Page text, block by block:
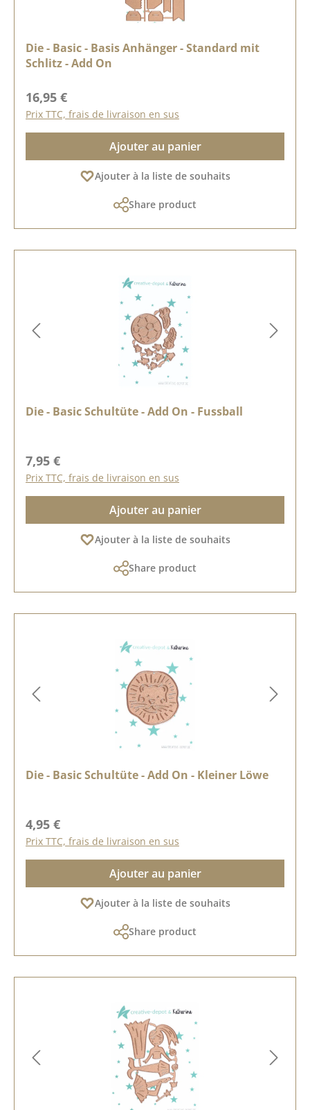
Die - Basic - Basis Anhänger - Standard mit
Schlitz - Add On
Prix régulier :
16,95 €
Prix TTC, frais de livraison en sus
Ajouter au panier
Ajouter à la liste de souhaits
Share product
Die - Basic Schultüte - Add On - Fussball
Prix régulier :
7,95 €
Prix TTC, frais de livraison en sus
Ajouter au panier
Ajouter à la liste de souhaits
Share product
Die - Basic Schultüte - Add On - Kleiner Löwe
Prix régulier :
4,95 €
Prix TTC, frais de livraison en sus
Ajouter au panier
Ajouter à la liste de souhaits
Share product